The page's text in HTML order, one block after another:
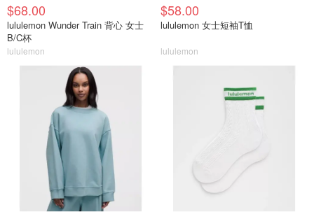
$68.00
lululemon Wunder Train 背心 女士
B/C杯
lululemon
$58.00
lululemon 女士短袖T恤
lululemon